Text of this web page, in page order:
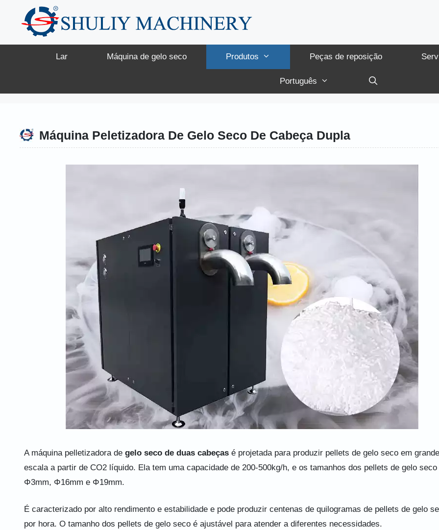
Lar Máquina de gelo seco Produtos Peças de reposição
Português
Máquina Peletizadora De Gelo Seco De Cabeça Dupla
A máquina pelletizadora de gelo seco de duas cabeçasé projetada para produzir pellets de gelo seco em grande
escala a partir de CO2 líquido. Ela tem uma capacidade de 200-500kg/h, e os tamanhos dos pellets de gelo seco
Φ3mm, Φ16mm e Φ19mm.
É caracterizado por alto rendimento e estabilidade e pode produzir centenas de quilogramas de pellets de gelo
por hora. O tamanho dos pellets de gelo seco é ajustável para atender a diferentes necessidades.